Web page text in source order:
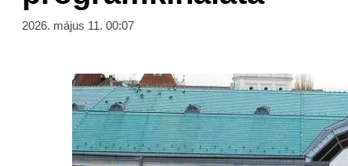
2026. május 11. 00:07